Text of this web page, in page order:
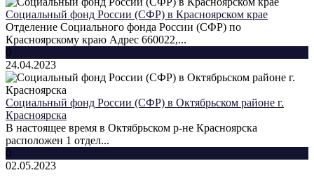
Социальный фонд России (СФР) в Красноярском крае
Отделение Социального фонда России (СФР) по
Красноярскому краю Адрес 660022,...
0
24.04.2023
Социальный фонд России (СФР) в Октябрьском районе г.
Красноярска
В настоящее время в Октябрьском р-не Красноярска
расположен 1 отдел...
0
02.05.2023